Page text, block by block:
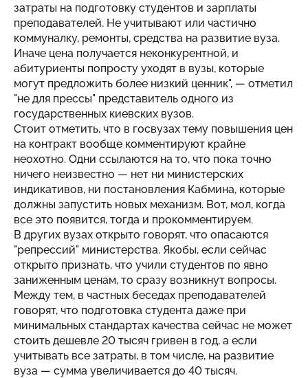
затраты на подготовку студентов и зарплаты
преподавателей. Не учитывают или частично
коммуналку, ремонты, средства на развитие вуза.
Иначе цена получается неконкурентной, и
абитуриенты попросту уходят в вузы, которые
могут предложить более низкий ценник", — отметил
"не для прессы" представитель одного из
государственных киевских вузов.
Стоит отметить, что в госвузах тему повышения цен
на контракт вообще комментируют крайне
неохотно. Одни ссылаются на то, что пока точно
ничего неизвестно — нет ни министерских
индикативов, ни постановления Кабмина, которые
должны запустить новых механизм. Вот, мол, когда
все это появится, тогда и прокомментируем.
В других вузах открыто говорят, что опасаются
"репрессий" министерства. Якобы, если сейчас
открыто признать, что учили студентов по явно
заниженным ценам, то сразу возникнут вопросы.
Между тем, в частных беседах преподавателей
говорят, что подготовка студента даже при
минимальных стандартах качества сейчас не может
стоить дешевле 20 тысяч гривен в год, а если
учитывать все затраты, в том числе, на развитие
вуза — сумма увеличивается до 40 тысяч.